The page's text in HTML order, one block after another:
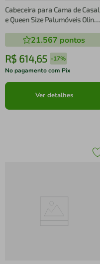
Cabeceira para Cama de Casal
e Queen Size Palumóveis Olinda
21.567 pontos
R$ 614,65 -17%
No pagamento com Pix
Ver detalhes